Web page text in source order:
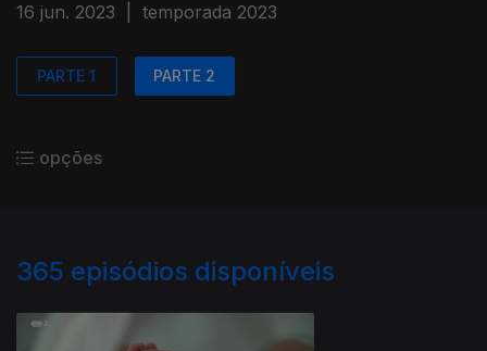
16 jun. 2023 temporada 2023
PARTE 1 PARTE 2
opções
365 episódios disponíveis